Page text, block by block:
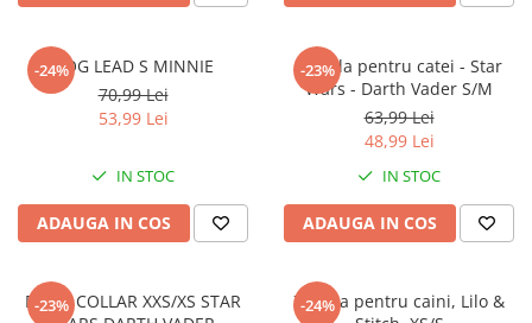
-24%DOG LEAD S MINNIE
70,99 Lei
53,99 Lei
IN STOC
ADAUGA IN COS
-23%
Zgarda pentru catei - Star
Wars - Darth Vader S/M
63,99 Lei
48,99 Lei
IN STOC
ADAUGA IN COS
-23%
DOGS COLLAR XXS/XS STAR
-24%
Zgarda pentru caini, Lilo &